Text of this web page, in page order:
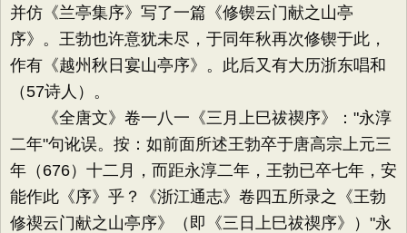
并仿《兰亭集序》写了一篇《修锲云门献之山亭
序》。王勃也许意犹未尽，于同年秋再次修锲于此，
作有《越州秋日宴山亭序》。此后又有大历浙东唱和
（57诗人）。
《全唐文》卷一八一《三月上巳祓禊序》："永淳
二年"句讹误。按：如前面所述王勃卒于唐高宗上元三
年（676）十二月，而距永淳二年，王勃已卒七年，安
能作此《序》乎？《浙江通志》卷四五所录之《王勃
修禊云门献之山亭序》（即《三日上巳祓禊序》）"永